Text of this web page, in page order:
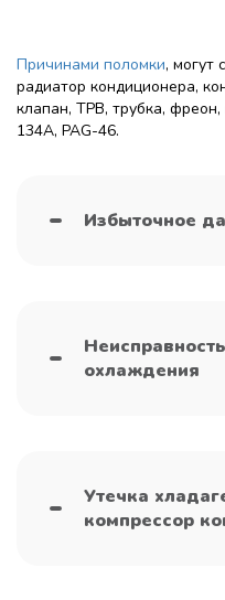
Причинами поломки, могут
радиатор кондиционера,
клапан, ТРВ, трубка,
134A, PAG-46.
Избыточное
охлаждения
Утечка
компрессор